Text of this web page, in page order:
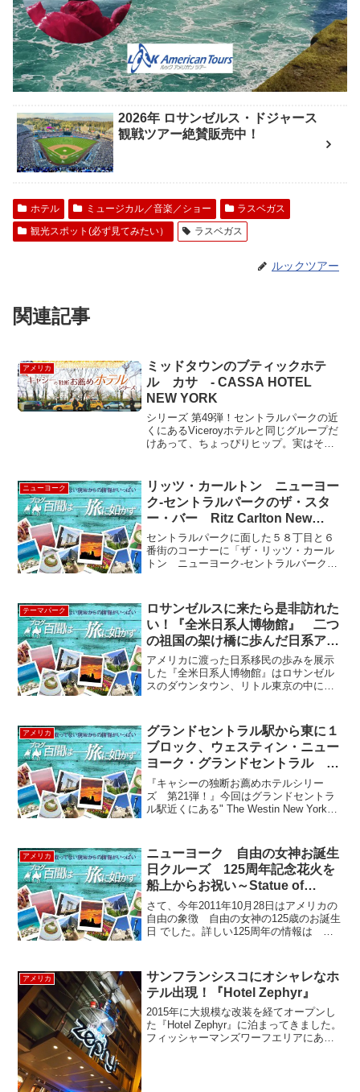
2026年 ロサンゼルス・ドジャース
観戦ツアー絶賛販売中！
ホテル ミュージカル／音楽／ショー
ラスベガス
観光スポット(必ず見てみたい）
ラスベガス
ルックツアー
関連記事
アメリカ
ミッドタウンのブティックホテ
ル カサ - CASSA HOTEL
NEW YORK
シリーズ 第49弾！セントラルパークの近
くにあるViceroyホテルと同じグループだ
けあって、ちょっぴりヒップ。実はその
あるが、「ホテル カサ（カッサ）」は
意外...
ニューヨーク
リッツ・カールトン ニューヨー
ク-セントラルパークのザ・スタ
ー・バー Ritz Carlton New
York-Central Park
セントラルパークに面した５８丁目と６
番街のコーナーに「ザ・リッツ・カール
トン ニューヨーク‐セントラルバーク」
Regarding Henry）で登場したホテルでも
あります...
テーマパーク
ロサンゼルスに来たら是非訪れた
い！『全米日系人博物館』 二つ
の祖国の架け橋に歩んだ日系アメ
リカ人の歴史《ホップオンホップ
オフ観光バス＝38番停留所》
アメリカに渡った日系移民の歩みを展示
した『全米日系人博物館』はロサンゼル
スのダウンタウン、リトル東京の中にあ
界大戦で日系人部隊として大活躍した４
４２部隊の退役軍人達の２...
アメリカ
グランドセントラル駅から東に１
ブロック、ウェスティン・ニュー
ヨーク・グランドセントラル -
The Westin New York Grand
Central
『キャシーの独断お薦めホテルシリー
ズ 第21弾！』今回はグランドセントラ
ル駅近くにある" The Westin New York
リゾートの...
アメリカ
ニューヨーク 自由の女神お誕生
日クルーズ 125周年記念花火を
船上からお祝い～Statue of
Liberty～
さて、今年2011年10月28日はアメリカの
自由の象徴 自由の女神の125歳のお誕生
日 でした。詳しい125周年の情報は こ
グランドフィナーレでは女神の回りで花
火が打ち...
アメリカ
サンフランシスコにオシャレなホ
テル出現！『Hotel Zephyr』
2015年に大規模な改装を経てオープンし
た『Hotel Zephyr』に泊まってきました。
フィッシャーマンズワーフエリアにあ